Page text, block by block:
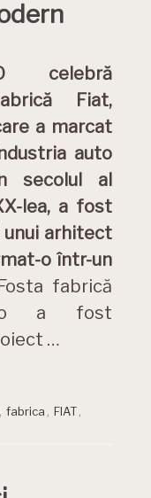
celebră
Fiat,
a marcat
auto
secolul al
lea, a fost
unui arhitect
o într-un
fabrică
a fost
…
fabrica FIAT